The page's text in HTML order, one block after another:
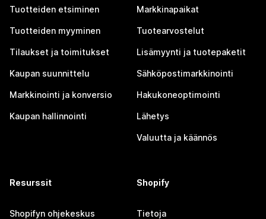
Tuotteiden etsiminen
Tuotteiden myyminen
Tilaukset ja toimitukset
Kaupan suunnittelu
Markkinointi ja konversio
Kaupan hallinnointi
Markkinapaikat
Tuotearvostelut
Lisämyynti ja tuotepaketit
Sähköpostimarkkinointi
Hakukoneoptimointi
Lähetys
Valuutta ja käännös
Resurssit
Shopifyn ohjekeskus
Shopify
Tietoja